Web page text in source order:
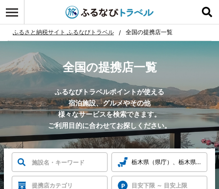
ふるさと納税サイト ふるなびトラベル 全国の提携店一覧
全国の提携店一覧
ふるなびトラベルポイントが使える
宿泊施設、グルメやその他
様々なサービスを検索できます。
ご利用目的に合わせてお探しください。
栃木県（県庁）、栃木県日光市
提携店カテゴリ 目安下限 ～ 目安上限